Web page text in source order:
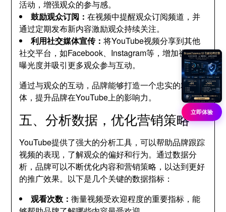
活动，增强观众的参与感。
鼓励观众订阅：在视频中提醒观众订阅频道，并
通过定期发布新内容激励观众持续关注。
利用社交媒体宣传：将YouTube视频分享到其他
社交平台，如Facebook、Instagram等，增加视频的
曝光度并吸引更多观众参与互动。
通过与观众的互动，品牌能够打造一个忠实的粉丝群
体，提升品牌在YouTube上的影响力。
五、分析数据，优化营销策略
YouTube提供了强大的分析工具，可以帮助品牌跟踪
视频的表现，了解观众的偏好和行为。通过数据分
析，品牌可以不断优化内容和营销策略，以达到更好
的推广效果。以下是几个关键的数据指标：
观看次数：衡量视频受欢迎程度的重要指标，能
立即体验